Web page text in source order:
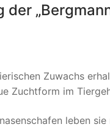
der
Zuwachs
Zuchtform im
leben